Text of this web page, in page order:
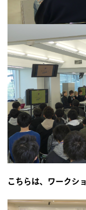
こちらは、ワークシ